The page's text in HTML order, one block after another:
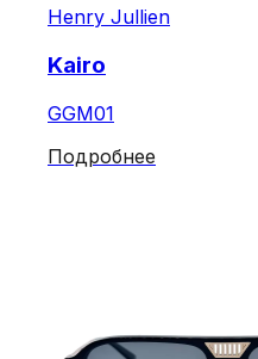
Henry Jullien
Kairo
GGM01
Подробнее